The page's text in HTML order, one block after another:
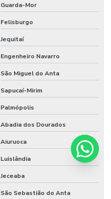
Guarda-Mor
Felisburgo
Jequitaí
Engenheiro Navarro
São Miguel do Anta
Sapucaí-Mirim
Palmópolis
Abadia dos Dourados
Aiuruoca
Luislândia
Jeceaba
São Sebastião do Anta